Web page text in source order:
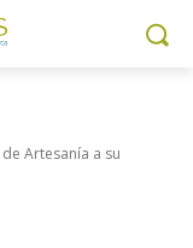
Artesanía a su